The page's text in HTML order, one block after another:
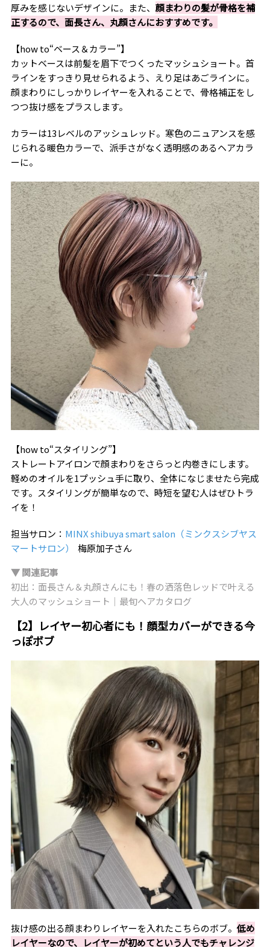
厚みを感じないデザインに。また、 顔まわりの髪が骨格を補
正するので、面長さん、丸顔さんにおすすめです。
【how to“ベース＆カラー”】
カットベースは前髪を眉下でつくったマッシュショート。首
ラインをすっきり見せられるよう、えり足はあごラインに。
顔まわりにしっかりレイヤーを入れることで、骨格補正をし
つつ抜け感をプラスします。
カラーは13レベルのアッシュレッド。寒色のニュアンスを感
じられる暖色カラーで、派手さがなく透明感のあるヘアカラ
ーに。
【how to“スタイリング”】
ストレートアイロンで顔まわりをさらっと内巻きにします。
軽めのオイルを1プッシュ手に取り、全体になじませたら完成
です。スタイリングが簡単なので、時短を望む人はぜひトラ
イを！
担当サロン： MINX shibuya smart salon（ミンクスシブヤス
マートサロン）
梅原加子さん
▼ 関連記事
初出：面長さん＆丸顔さんにも！春の洒落色レッドで叶える
大人のマッシュショート｜最旬ヘアカタログ
【2】レイヤー初心者にも！顔型カバーができる今
っぽボブ
抜け感の出る顔まわりレイヤーを入れたこちらのボブ。低め
レイヤーなので、レイヤーが初めてという人でもチャレンジ